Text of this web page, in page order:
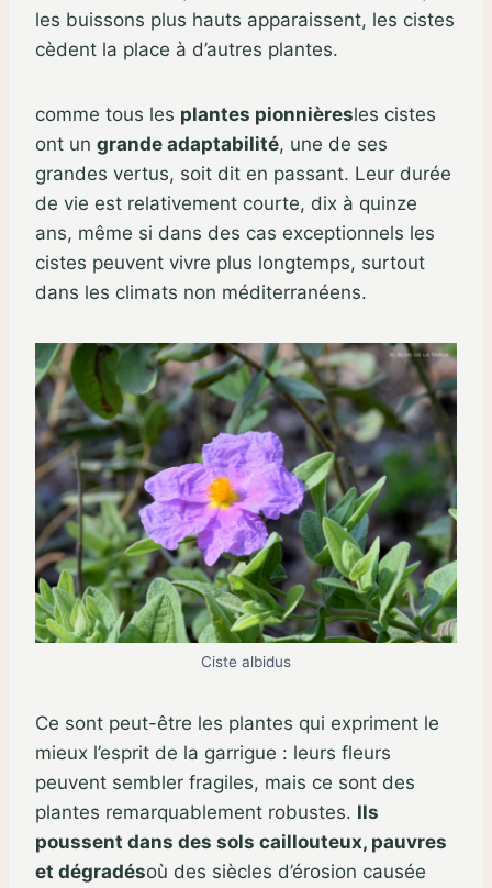
les buissons plus hauts apparaissent, les cistes
cèdent la place à d’autres plantes.
comme tous les plantes pionnièresles cistes
ont un grande adaptabilité, une de ses
grandes vertus, soit dit en passant. Leur durée
de vie est relativement courte, dix à quinze
ans, même si dans des cas exceptionnels les
cistes peuvent vivre plus longtemps, surtout
dans les climats non méditerranéens.
Ciste albidus
Ce sont peut-être les plantes qui expriment le
mieux l’esprit de la garrigue : leurs fleurs
peuvent sembler fragiles, mais ce sont des
plantes remarquablement robustes. Ils
poussent dans des sols caillouteux, pauvres
et dégradésoù des siècles d’érosion causée